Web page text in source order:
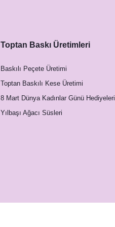
Toptan Baskı Üretimleri
Baskılı Peçete Üretimi
Toptan Baskılı Kese Üretimi
8 Mart Dünya Kadınlar Günü Hediyeleri
Yılbaşı Ağacı Süsleri